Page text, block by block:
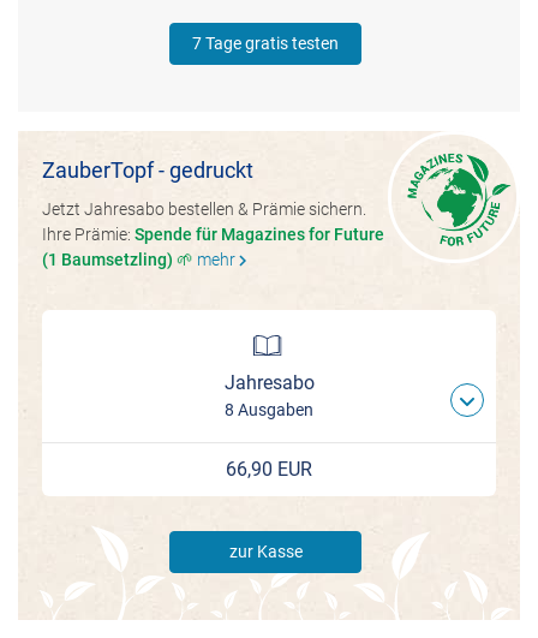
7 Tage gratis testen
ZauberTopf - gedruckt
Jetzt Jahresabo bestellen & Prämie sichern.
Ihre Prämie: Spende für Magazines for Future
(1 Baumsetzling) 🌱 mehrchevron_right
Jahresabo
8 Ausgaben
66,90 EUR
zur Kasse